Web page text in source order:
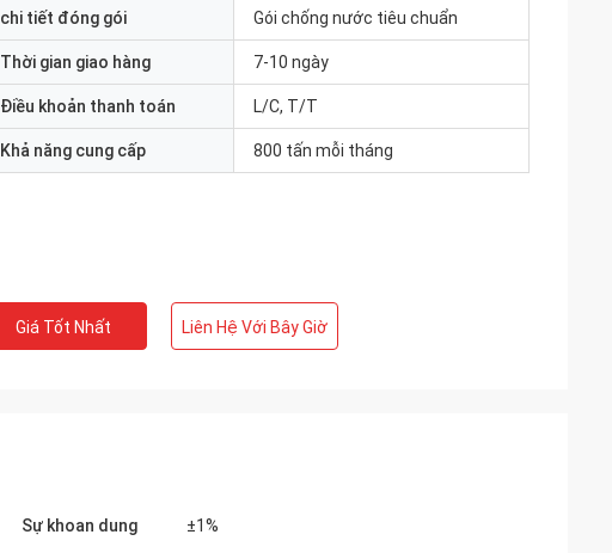
chi tiết đóng gói Gói chống nước tiêu chuẩn
Thời gian giao hàng 7-10 ngày
Điều khoản thanh toán L/C, T/T
Khả năng cung cấp 800 tấn mỗi tháng
Giá Tốt Nhất Liên Hệ Với Bây Giờ
Sự khoan dung ±1%